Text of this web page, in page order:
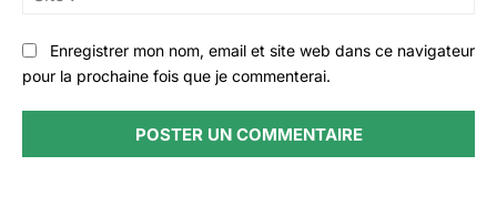
Enregistrer mon nom, email et site web dans ce navigateur
pour la prochaine fois que je commenterai.